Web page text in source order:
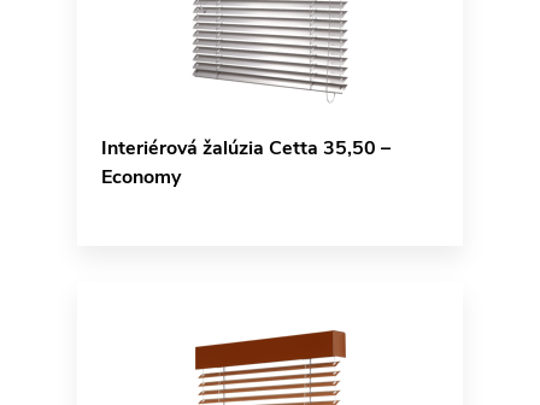
Interiérová žalúzia Cetta 35,50 –
Economy